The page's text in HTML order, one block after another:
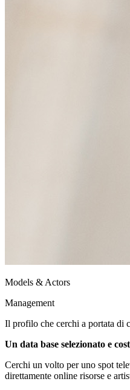
Models & Actors
Management
Il profilo che cerchi a portata di
Un data base selezionato e
Cerchi un volto per uno spot
direttamente online risorse e